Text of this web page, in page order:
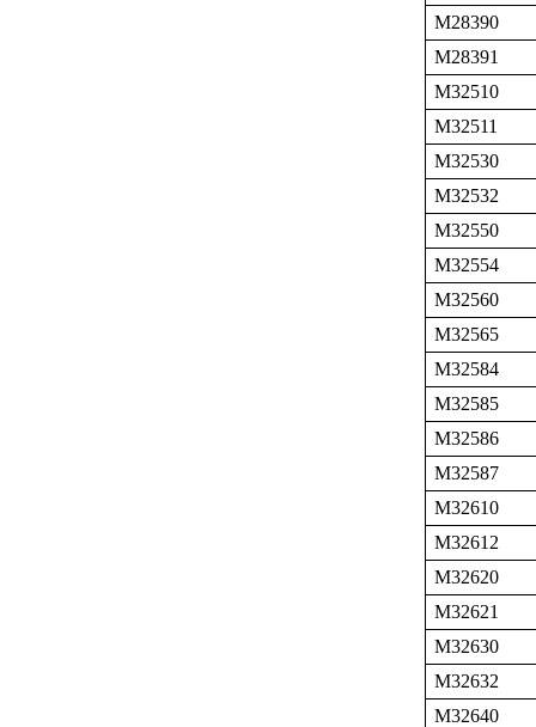
M28390
M28391
M32510
M32511
M32530
M32532
M32550
M32554
M32560
M32565
M32584
M32585
M32586
M32587
M32610
M32612
M32620
M32621
M32630
M32632
M32640